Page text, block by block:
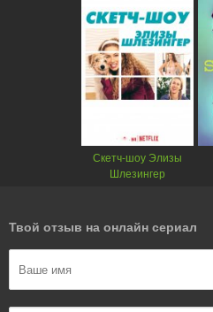
Скетч-шоу Элизы
Шлезингер
Твой отзыв на онлайн сериал